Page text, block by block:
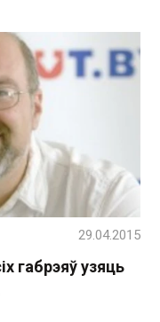
габрэяў узяць
29.04.2015